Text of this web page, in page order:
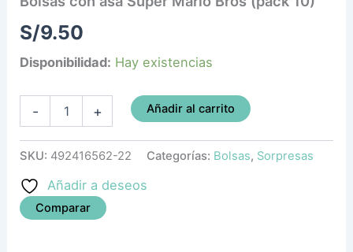
S/9.50
Disponibilidad: Hay existencias
- + Añadir al carrito
SKU: 492416562-22 Categorías: Bolsas, Sorpresas
Añadir a deseos
Comparar